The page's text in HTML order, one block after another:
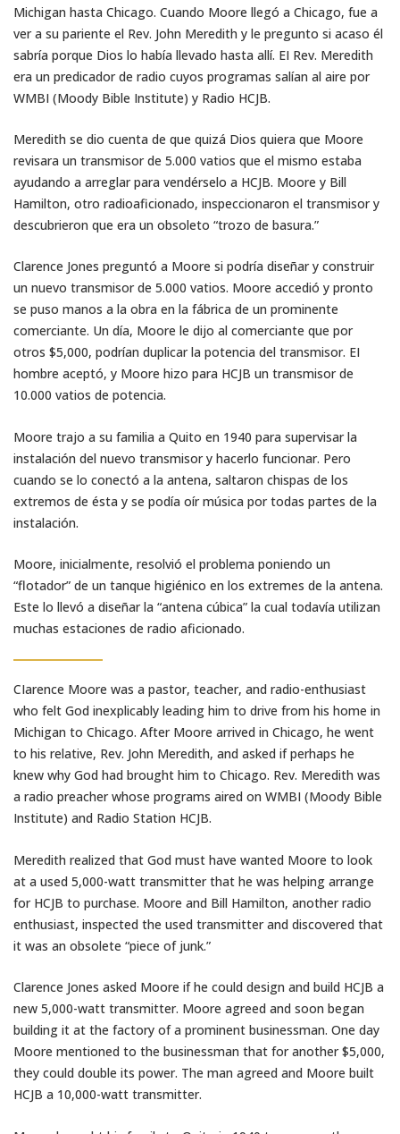
Michigan hasta Chicago. Cuando Moore llegó a Chicago, fue a
ver a su pariente el Rev. John Meredith y le pregunto si acaso él
sabría porque Dios lo había llevado hasta allí. EI Rev. Meredith
era un predicador de radio cuyos programas salían al aire por
WMBI (Moody Bible Institute) y Radio HCJB.
Meredith se dio cuenta de que quizá Dios quiera que Moore
revisara un transmisor de 5.000 vatios que el mismo estaba
ayudando a arreglar para vendérselo a HCJB. Moore y Bill
Hamilton, otro radioaficionado, inspeccionaron el transmisor y
descubrieron que era un obsoleto “trozo de basura.”
Clarence Jones preguntó a Moore si podría diseñar y construir
un nuevo transmisor de 5.000 vatios. Moore accedió y pronto
se puso manos a la obra en la fábrica de un prominente
comerciante. Un día, Moore le dijo al comerciante que por
otros $5,000, podrían duplicar la potencia del transmisor. EI
hombre aceptó, y Moore hizo para HCJB un transmisor de
10.000 vatios de potencia.
Moore trajo a su familia a Quito en 1940 para supervisar la
instalación del nuevo transmisor y hacerlo funcionar. Pero
cuando se lo conectó a la antena, saltaron chispas de los
extremos de ésta y se podía oír música por todas partes de la
instalación.
Moore, inicialmente, resolvió el problema poniendo un
“flotador” de un tanque higiénico en los extremes de la antena.
Este lo llevó a diseñar la “antena cúbica” la cual todavía utilizan
muchas estaciones de radio aficionado.
CIarence Moore was a pastor, teacher, and radio-enthusiast
who felt God inexplicably leading him to drive from his home in
Michigan to Chicago. After Moore arrived in Chicago, he went
to his relative, Rev. John Meredith, and asked if perhaps he
knew why God had brought him to Chicago. Rev. Meredith was
a radio preacher whose programs aired on WMBI (Moody Bible
Institute) and Radio Station HCJB.
Meredith realized that God must have wanted Moore to look
at a used 5,000-watt transmitter that he was helping arrange
for HCJB to purchase. Moore and Bill Hamilton, another radio
enthusiast, inspected the used transmitter and discovered that
it was an obsolete “piece of junk.”
Clarence Jones asked Moore if he could design and build HCJB a
new 5,000-watt transmitter. Moore agreed and soon began
building it at the factory of a prominent businessman. One day
Moore mentioned to the businessman that for another $5,000,
they could double its power. The man agreed and Moore built
HCJB a 10,000-watt transmitter.